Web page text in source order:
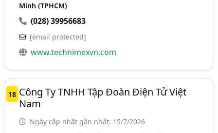
Minh (TPHCM)
(028) 39956683
[email protected]
www.technimexvn.com
18 Công Ty TNHH Tập Đoàn Điện Tử Việt
Nam
Ngày cập nhật gần nhất: 15/7/2026